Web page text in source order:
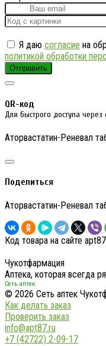
Я даю согласие на
политикой обработки
Отправить
QR-код
Для быстрого доступа
Аторвастатин-Реневал
Поделиться
Аторвастатин-Реневал
Код товара на сайте
Чукотфармация
Аптека, которая всегда
Сеть аптек
© 2026 Сеть аптек
Как делать заказ
Проверить заказ
info@apt87.ru
+7 (42722) 2-09-17